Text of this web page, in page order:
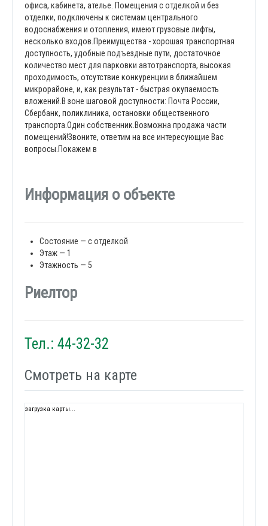
офиса, кабинета, ателье. Помещения с отделкой и без
отделки, подключены к системам центрального
водоснабжения и отопления, имеют грузовые лифты,
несколько входов.Преимущества - хорошая транспортная
доступность, удобные подъездные пути, достаточное
количество мест для парковки автотранспорта, высокая
проходимость, отсутствие конкуренции в ближайшем
микрорайоне, и, как результат - быстрая окупаемость
вложений.В зоне шаговой доступности: Почта России,
Сбербанк, поликлиника, остановки общественного
транспорта.Один собственник.Возможна продажа части
помещений!Звоните, ответим на все интересующие Вас
вопросы.Покажем в
Информация о объекте
Состояние — с отделкой
Этаж — 1
Этажность — 5
Риелтор
Тел.: 44-32-32
Смотреть на карте
загрузка карты...